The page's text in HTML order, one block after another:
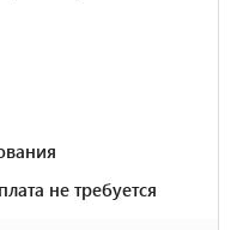
не требуется